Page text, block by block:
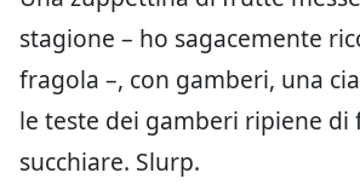
stagione – ho sagacemente
fragola –, con gamberi, una
le teste dei gamberi ripiene
succhiare. Slurp.